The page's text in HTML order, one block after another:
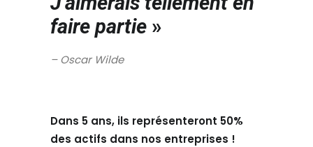
faire partie »
– Oscar Wilde
Dans 5 ans, ils représenteront 50%
des actifs dans nos entreprises !